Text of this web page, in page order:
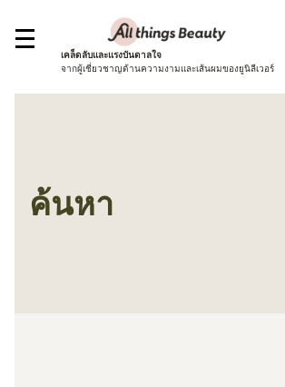
เคล็ดลับและแรงบันดาลใจ
จากผู้เชี่ยวชาญด้านความงามและเส้นผมของยูนิลีเวอร์
ค้นหา